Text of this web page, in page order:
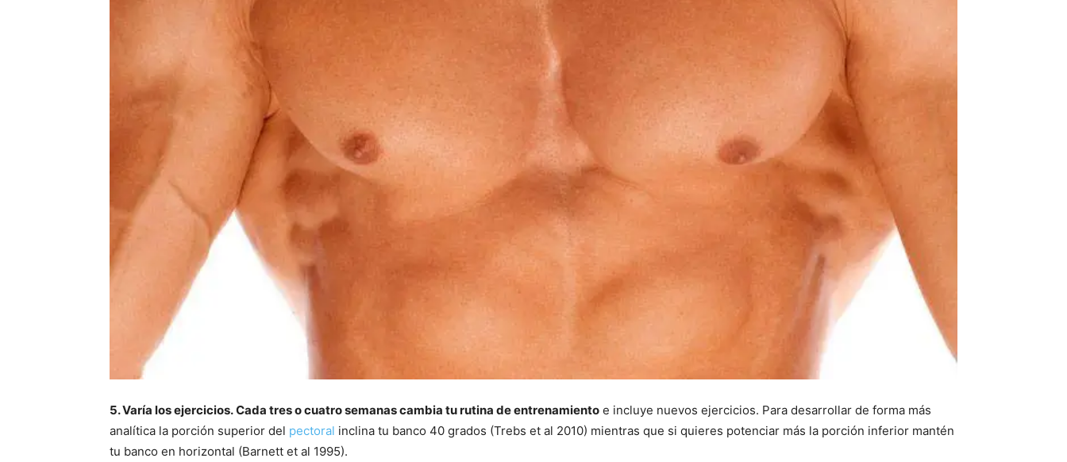
5. Varía los ejercicios.Cada tres o cuatro semanas cambia tu rutina de entrenamiento e incluye nuevos ejercicios. Para desarrollar de forma más
analítica la porción superior del pectoral inclina tu banco 40 grados (Trebs et al 2010) mientras que si quieres potenciar más la porción inferior mantén
tu banco en horizontal (Barnett et al 1995).